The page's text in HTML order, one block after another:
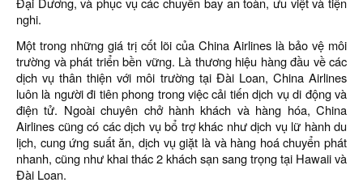
nghi.
Một trong những giá trị cốt lõi của China Airlines là bảo vệ môi
trường và phát triển bền vững. Là thương hiệu hàng đầu về các
dịch vụ thân thiện với môi trường tại Đài Loan, China Airlines
luôn là người đi tiên phong trong việc cải tiến dịch vụ di động và
điện tử. Ngoài chuyên chở hành khách và hàng hóa, China
Airlines cũng có các dịch vụ bổ trợ khác như dịch vụ lữ hành du
lịch, cung ứng suất ăn, dịch vụ giặt là và hàng hoá chuyển phát
nhanh, cũng như khai thác 2 khách sạn sang trọng tại Hawaii và
Đài Loan.